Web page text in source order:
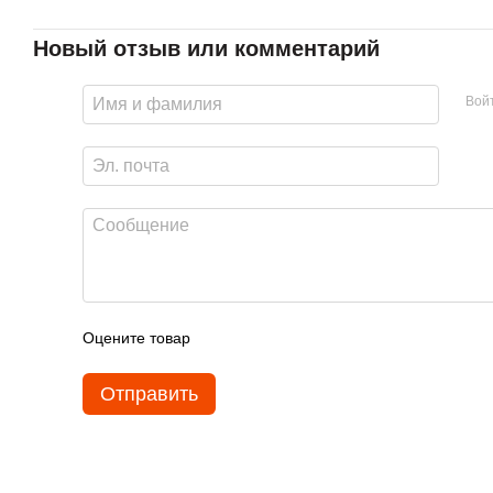
Новый отзыв или комментарий
Оцените товар
Отправить